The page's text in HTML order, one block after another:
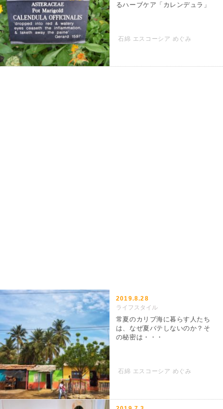
石綿 エスコーシア めぐみ
るハーブケア「カレンデュラ」
2019.8.28
ライフスタイル
石綿 エスコーシア めぐみ
常夏のカリブ海に暮らす人たち
は、なぜ夏バテしないのか？そ
の秘密は・・・